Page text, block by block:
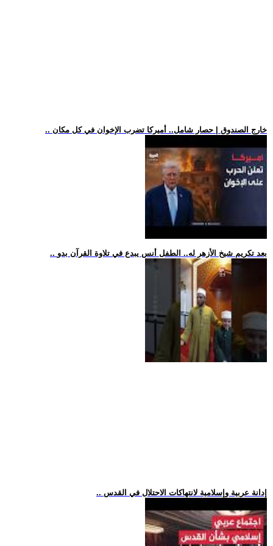
.. خارج الصندوق | حصار شامل.. أميركا تضرب الإخوان في كل مكان
.. بعد تكريم شيخ الأزهر له.. الطفل أنس يبدع في تلاوة القرآن بدو
.. إدانة عربية وإسلامية لانتهاكات الاحتلال في القدس